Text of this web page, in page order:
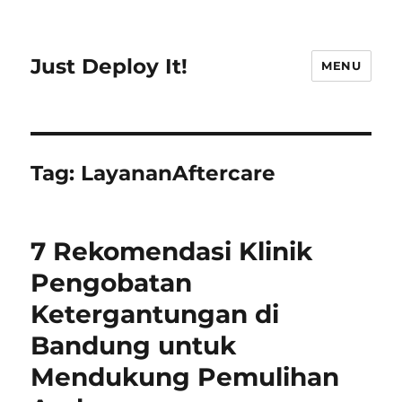
Just Deploy It! MENU
Tag: LayananAftercare
7 Rekomendasi Klinik
Pengobatan
Ketergantungan di
Bandung untuk
Mendukung Pemulihan